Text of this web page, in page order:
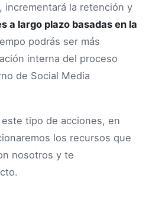
incrementará la retención y
a largo plazo basadas en la
podrás ser más
interna del proceso
de Social Media
tipo de acciones, en
los recursos que
nosotros y te